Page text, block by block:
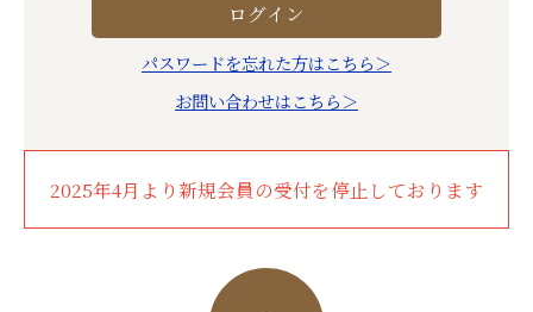
パスワードを忘れた方はこちら＞
お問い合わせはこちら＞
2025年4月より新規会員の受付を停止しております